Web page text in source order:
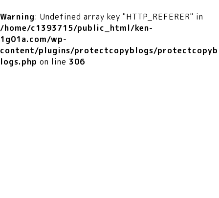
Warning: Undefined array key "HTTP_REFERER" in
/home/c1393715/public_html/ken-
1g01a.com/wp-
content/plugins/protectcopyblogs/protectcopyb
logs.php on line 306